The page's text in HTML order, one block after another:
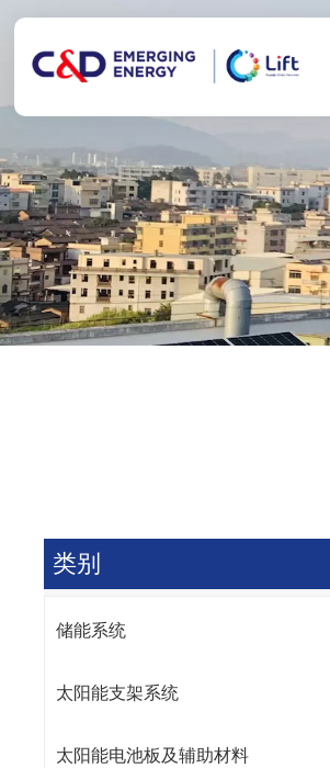
类别
储能系统
太阳能支架系统
太阳能电池板及辅助材料